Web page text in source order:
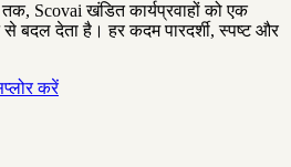
Scovai खंडित कार्यप्रवाहों को एक
बदल देता है। हर कदम पारदर्शी, स्पष्ट और
करें